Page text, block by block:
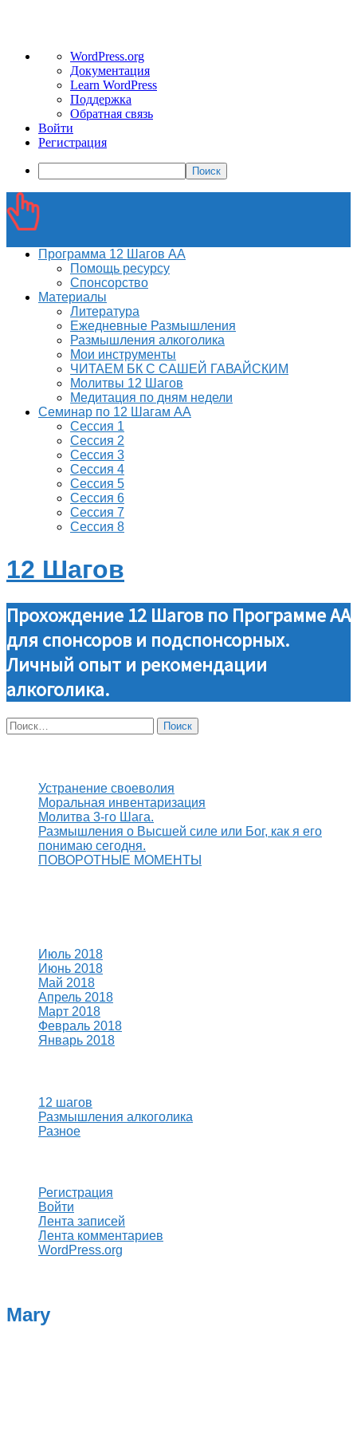
WordPress
WordPress.org
Документация
Learn WordPress
Поддержка
Обратная связь
Войти
Регистрация
Поиск
Программа 12 Шагов АА
Помощь ресурсу
Спонсорство
Материалы
Литература
Ежедневные Размышления
Размышления алкоголика
Мои инструменты
ЧИТАЕМ БК С САШЕЙ ГАВАЙСКИМ
Молитвы 12 Шагов
Медитация по дням недели
Семинар по 12 Шагам АА
Сессия 1
Сессия 2
Сессия 3
Сессия 4
Сессия 5
Сессия 6
Сессия 7
Сессия 8
12 Шагов
Прохождение 12 Шагов по Программе АА
для спонсоров и подспонсорных.
Личный опыт и рекомендации
алкоголика.
Найти:
Устранение своеволия
Моральная инвентаризация
Молитва 3-го Шага.
Размышления о Высшей силе или Бог, как я его
понимаю сегодня.
ПОВОРОТНЫЕ МОМЕНТЫ
Июль 2018
Июнь 2018
Май 2018
Апрель 2018
Март 2018
Февраль 2018
Январь 2018
12 шагов
Размышления алкоголика
Разное
Регистрация
Войти
Лента записей
Лента комментариев
WordPress.org
Mary